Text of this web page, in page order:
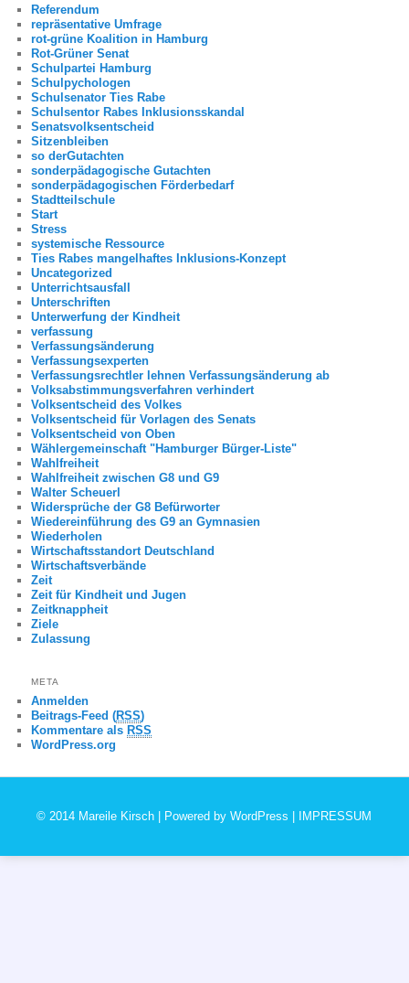
Referendum
repräsentative Umfrage
rot-grüne Koalition in Hamburg
Rot-Grüner Senat
Schulpartei Hamburg
Schulpychologen
Schulsenator Ties Rabe
Schulsentor Rabes Inklusionsskandal
Senatsvolksentscheid
Sitzenbleiben
so derGutachten
sonderpädagogische Gutachten
sonderpädagogischen Förderbedarf
Stadtteilschule
Start
Stress
systemische Ressource
Ties Rabes mangelhaftes Inklusions-Konzept
Uncategorized
Unterrichtsausfall
Unterschriften
Unterwerfung der Kindheit
verfassung
Verfassungsänderung
Verfassungsexperten
Verfassungsrechtler lehnen Verfassungsänderung ab
Volksabstimmungsverfahren verhindert
Volksentscheid des Volkes
Volksentscheid für Vorlagen des Senats
Volksentscheid von Oben
Wählergemeinschaft "Hamburger Bürger-Liste"
Wahlfreiheit
Wahlfreiheit zwischen G8 und G9
Walter Scheuerl
Widersprüche der G8 Befürworter
Wiedereinführung des G9 an Gymnasien
Wiederholen
Wirtschaftsstandort Deutschland
Wirtschaftsverbände
Zeit
Zeit für Kindheit und Jugen
Zeitknappheit
Ziele
Zulassung
META
Anmelden
Beitrags-Feed (RSS)
Kommentare als RSS
WordPress.org
© 2014 Mareile Kirsch | Powered byWordPress IMPRESSUM